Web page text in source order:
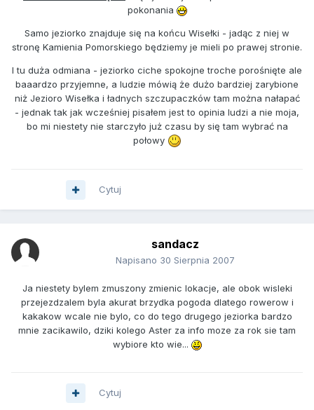
pokonania
Samo jeziorko znajduje się na końcu Wisełki - jadąc z niej w
stronę Kamienia Pomorskiego będziemy je mieli po prawej stronie.
I tu duża odmiana - jeziorko ciche spokojne troche porośnięte ale
baaardzo przyjemne, a ludzie mówią że dużo bardziej zarybione
niż Jezioro Wisełka i ładnych szczupaczków tam można nałapać
- jednak tak jak wcześniej pisałem jest to opinia ludzi a nie moja,
bo mi niestety nie starczyło już czasu by się tam wybrać na
połowy
Cytuj
sandacz
Napisano 30 Sierpnia 2007
Ja niestety bylem zmuszony zmienic lokacje, ale obok wisleki
przejezdzalem byla akurat brzydka pogoda dlatego rowerow i
kakakow wcale nie bylo, co do tego drugego jeziorka bardzo
mnie zacikawilo, dziki kolego Aster za info moze za rok sie tam
wybiore kto wie...
Cytuj